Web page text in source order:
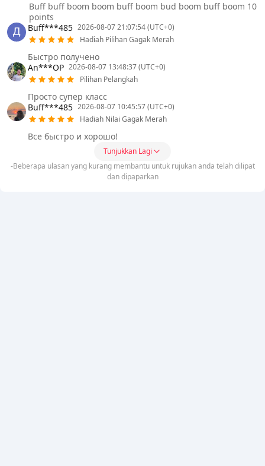
Buff buff boom boom buff boom bud boom buff boom 10
points
Buff***485 2026-08-07 21:07:54 (UTC+0)
Hadiah Pilihan Gagak Merah
Быстро получено
An***OP 2026-08-07 13:48:37 (UTC+0)
Pilihan Pelangkah
Просто супер класс
Buff***485 2026-08-07 10:45:57 (UTC+0)
Hadiah Nilai Gagak Merah
Все быстро и хорошо!
Tunjukkan Lagi
-Beberapa ulasan yang kurang membantu untuk rujukan anda telah dilipat
dan dipaparkan